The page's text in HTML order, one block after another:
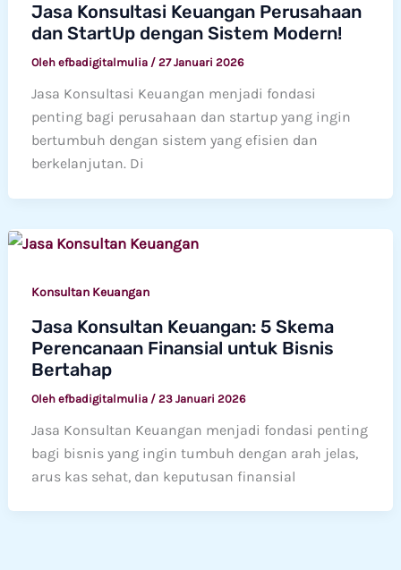
Jasa Konsultasi Keuangan Perusahaan
dan StartUp dengan Sistem Modern!
Oleh efbadigitalmulia / 27 Januari 2026
Jasa Konsultasi Keuangan menjadi fondasi
penting bagi perusahaan dan startup yang ingin
bertumbuh dengan sistem yang efisien dan
berkelanjutan. Di
Konsultan Keuangan
Jasa Konsultan Keuangan: 5 Skema
Perencanaan Finansial untuk Bisnis
Bertahap
Oleh efbadigitalmulia / 23 Januari 2026
Jasa Konsultan Keuangan menjadi fondasi penting
bagi bisnis yang ingin tumbuh dengan arah jelas,
arus kas sehat, dan keputusan finansial